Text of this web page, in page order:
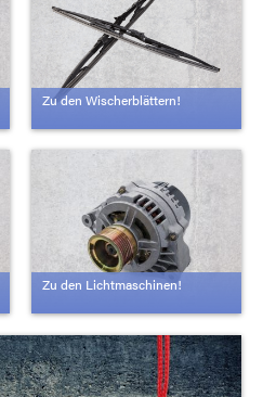
Zu den Wischerblättern!
Zu den Lichtmaschinen!